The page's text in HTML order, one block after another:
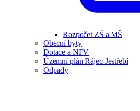
Rozpočet ZŠ a MŠ
Obecní byty
Dotace a NFV
Územní plán Rájec-Jestřebí
Odpady